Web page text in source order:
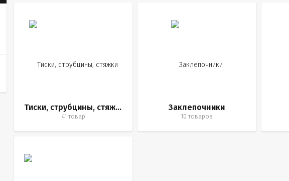
Тиски, струбцины, стяжки
41 товар
Заклепочники
10 товаров